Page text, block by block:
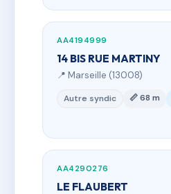
AA4194999
14 BIS RUE MARTINY
📍 Marseille (13008)
Autre syndic 📏 68 m
AA4290276
LE FLAUBERT